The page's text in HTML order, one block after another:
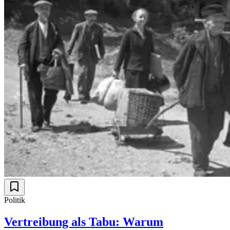
Politik
Vertreibung als Tabu: Warum